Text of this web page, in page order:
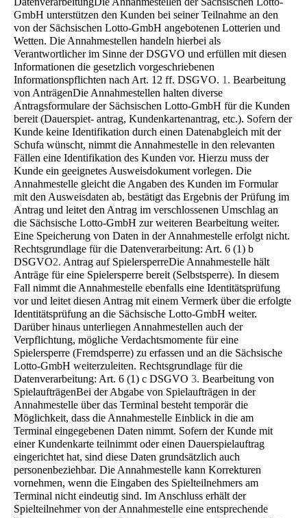
GmbH unterstützen den Kunden bei seiner Teilnahme an den
von der Säch­sischen Lotto-GmbH angebotenen Lotterien und
Wetten. Die Annahmestellen handeln hierbei als
Verantwortlicher im Sinne der DSGVO und erfüllen mit diesen
Informationen die gesetzlich vorgeschriebenen
Informationspflichten nach Art. 12 ff. DSGVO. 1. Bearbeitung
von AnträgenDie Annahmestellen halten diverse
Antragsformulare der Sächsischen Lotto-GmbH für die Kunden
bereit (Dauerspiet- antrag, Kundenkartenantrag, etc.). Sofern der
Kunde keine Identifikation durch einen Datenabgleich mit der
Schufa wünscht, nimmt die Annahmestelle in den relevanten
Fällen eine Identifikation des Kunden vor. Hierzu muss der
Kunde ein geeignetes Ausweisdokument vorlegen. Die
Annahmestelle gleicht die Angaben des Kunden im Formular
mit den Ausweisdaten ab, bestätigt das Ergebnis der Prüfung im
Antrag und leitet den Antrag im verschlossenen Umschlag an
die Sächsische Lotto-GmbH zur weiteren Bearbeitung weiter.
Eine Speicherung von Daten in der Annahmestelle erfolgt nicht.
Rechtsgrundlage für die Datenverarbeitung: Art. 6 (1) b
DSGVO2. Antrag auf SpielersperreDie Annahmestelle hält
Anträge für eine Spielersperre bereit (Selbstsperre). In diesem
Fall nimmt die Annahmestelle ebenfalls eine Identitätsprüfung
vor und leitet diesen Antrag mit einem Vermerk über die erfolgte
Identitätsprüfung an die Sächsische Lotto-GmbH weiter.
Darüber hinaus unterliegen Annahmestellen auch der
Verpflichtung, mögliche Ver­dachtsmomente für eine
Spielersperre (Fremdsperre) zu erfassen und an die Sächsische
Lotto-GmbH weiterzuleiten. Rechtsgrundlage für die
Datenverarbeitung: Art. 6 (1) c DSGVO 3. Bearbeitung von
SpielaufträgenBei der Abgabe von Spielaufträgen in der
Annahmestelle über das Terminal besteht temporär die
Möglichkeit, dass die Annahmestelle Einblick in die am
Terminal eingegebenen Daten nimmt. Sofern der Kunde mit
einer Kundenkarte teil­nimmt oder einen Dauerspielauftrag
eingerichtet hat, sind diese Daten grundsätzlich auch
personenbeziehbar. Die An­nahmestelle kann Korrekturen
vornehmen, wenn die Eingaben des Spielteilnehmers am
Terminal nicht eindeutig sind. Im Anschluss erhält der
Spielteilnehmer von der Annahmestelle eine entsprechende